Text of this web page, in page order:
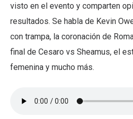
visto en el evento y comparten
resultados. Se habla de Kevin
con trampa, la coronación de
final de Cesaro vs Sheamus, el
femenina y mucho más.